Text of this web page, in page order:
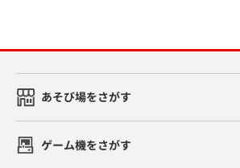
あそび場をさがす
ゲーム機をさがす